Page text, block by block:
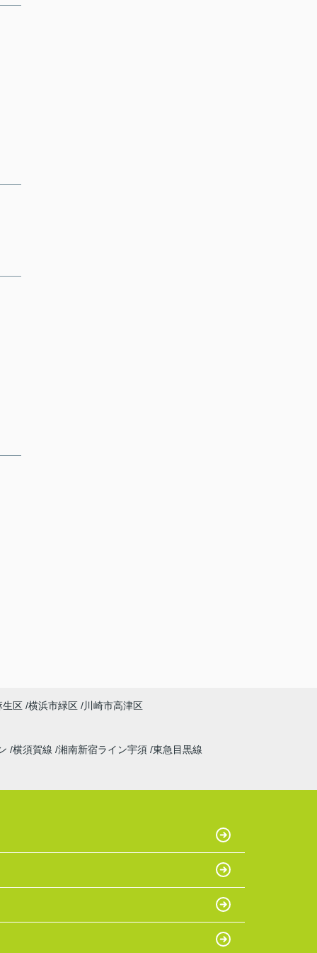
生区 横浜市緑区 川崎市高津区
横須賀線 湘南新宿ライン宇須 東急目黒線